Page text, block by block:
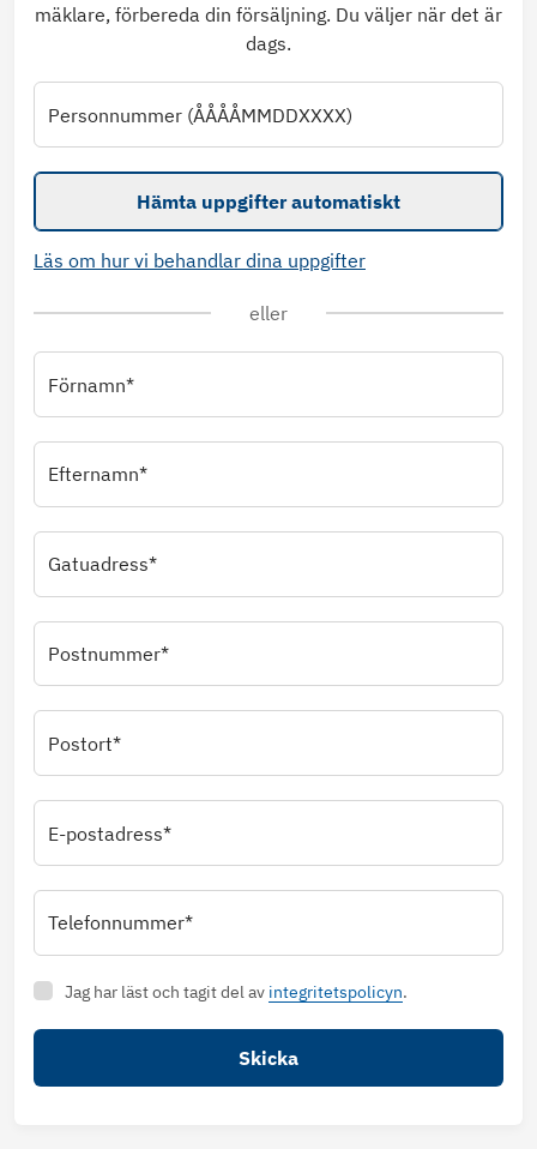
mäklare, förbereda din försäljning. Du väljer när det är
dags.
Personnummer (ÅÅÅÅMMDDXXXX)
Hämta uppgifter automatiskt
Läs om hur vi behandlar dina uppgifter
eller
Förnamn*
Efternamn*
Gatuadress*
Postnummer*
Postort*
E-postadress*
Telefonnummer*
Jag har läst och tagit del av integritetspolicyn.
Skicka